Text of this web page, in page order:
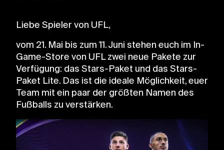
Liebe Spieler von UFL,
vom 21. Mai bis zum 11. Juni stehen euch im In-
Game-Store von UFL zwei neue Pakete zur
Verfügung: das Stars-Paket und das Stars-
Paket Lite. Das ist die ideale Möglichkeit, euer
Team mit ein paar der größten Namen des
Fußballs zu verstärken.